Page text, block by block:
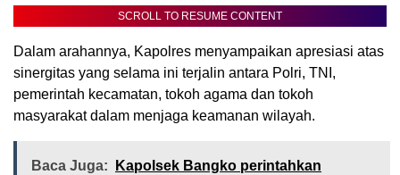
SCROLL TO RESUME CONTENT
Dalam arahannya, Kapolres menyampaikan apresiasi atas
sinergitas yang selama ini terjalin antara Polri, TNI,
pemerintah kecamatan, tokoh agama dan tokoh
masyarakat dalam menjaga keamanan wilayah.
Baca Juga:
Kapolsek Bangko perintahkan